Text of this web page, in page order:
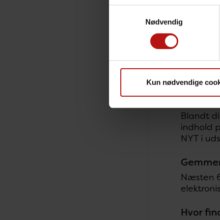
Nødvendig
Kun nødvendige
at
I
er
Er det
I alt 88
8 % var
Blandt
indhold
NYT i
Næsten
Hvor